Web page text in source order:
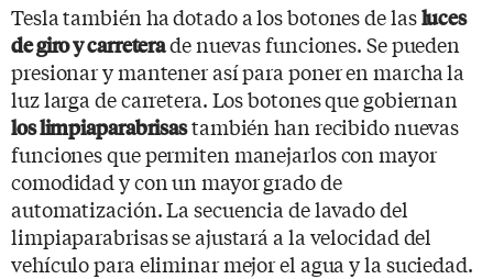
Tesla también ha dotado a los botones de lasluces
de giro y carreterade nuevas funciones. Se pueden
presionar y mantener así para poner en marcha la
luz larga de carretera. Los botones que gobiernan
los limpiaparabrisastambién han recibido nuevas
funciones que permiten manejarlos con mayor
comodidad y con un mayor grado de
automatización. La secuencia de lavado del
limpiaparabrisas se ajustará a la velocidad del
vehículo para eliminar mejor el agua y la suciedad.